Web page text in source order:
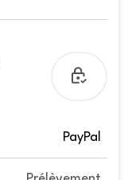
PayPal